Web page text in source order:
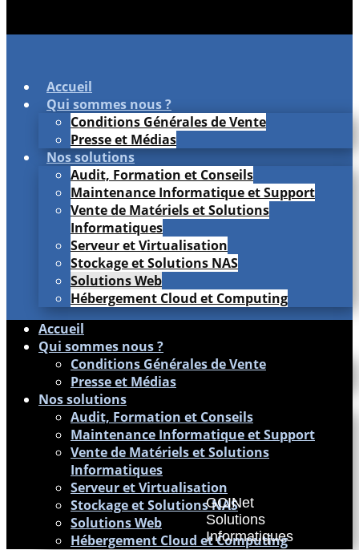
Accueil
Qui sommes nous ?
Conditions Générales de Vente
Presse et Médias
Nos solutions
Audit, Formation et Conseils
Maintenance Informatique et Support
Vente de Matériels et Solutions
Informatiques
Serveur et Virtualisation
Stockage et Solutions NAS
Solutions Web
Hébergement Cloud et Computing
Accueil
Qui sommes nous ?
Conditions Générales de Vente
Presse et Médias
Nos solutions
Audit, Formation et Conseils
Maintenance Informatique et Support
Vente de Matériels et Solutions
Informatiques
Serveur et Virtualisation
Stockage et Solutions NAS
Solutions Web
Hébergement Cloud et Computing
GCINet
Solutions
Informatiques